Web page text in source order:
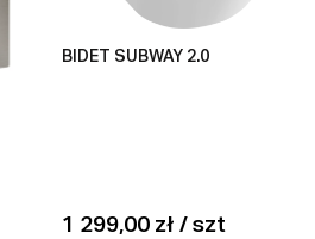
BIDET SUBWAY 2.0
1 299,00 zł / szt